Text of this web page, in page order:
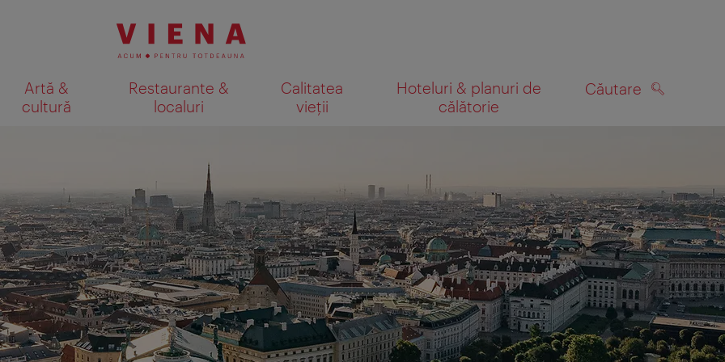
Artă &
cultură
Restaurante &
localuri
Calitatea
vieții
Hoteluri & planuri de
călătorie
Căutare